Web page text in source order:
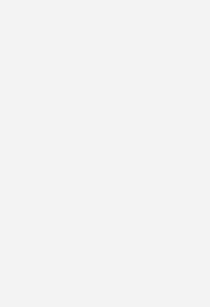
Weinor-Produkte
und Außen schaffen
Lösung für Weingut
hinter Glas
Fehler und höhere